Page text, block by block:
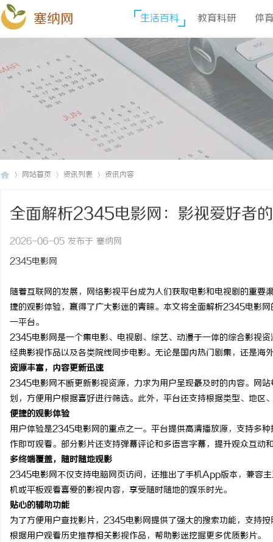
塞纳网 生活百科 教育科研 体
网站首页 资讯列表 资讯内容
全面解析2345电影网：影视爱好者
2026-06-05 发布于 塞纳网
2345电影网
随着互联网的发展，网络影视平台成为人们获取电影和电视剧的重
捷的观影体验，赢得了广大影迷的青睐。本文将全面解析2345电影
一平台。
2345电影网是一个集电影、电视剧、综艺、动漫于一体的综合影视
经典影视作品以及各类院线同步电影。无论是国内热门剧集，还是
资源丰富，内容更新迅速
2345电影网不断更新影视资源，力求为用户呈现最及时的内容。网
划，方便用户根据喜好进行筛选。此外，平台还支持根据类型、地区
便捷的观影体验
用户体验是2345电影网的重点之一。平台提供高清播放源，支持多
作即可观看。部分影片还支持弹幕评论和多语言字幕，提升观众互动
多终端覆盖，随时随地观影
2345电影网不仅支持电脑网页访问，还推出了手机App版本，兼容
机或平板观看喜爱的影视内容，享受随时随地的娱乐时光。
贴心的辅助功能
为了方便用户查找影片，2345电影网提供了强大的搜索功能，支持
根据用户观看历史推荐相关影视作品，帮助影迷挖掘更多优质影片。